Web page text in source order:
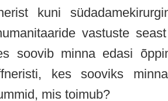
kuni
vastuste
soovib minna edasi
kes sooviks
mis toimub?